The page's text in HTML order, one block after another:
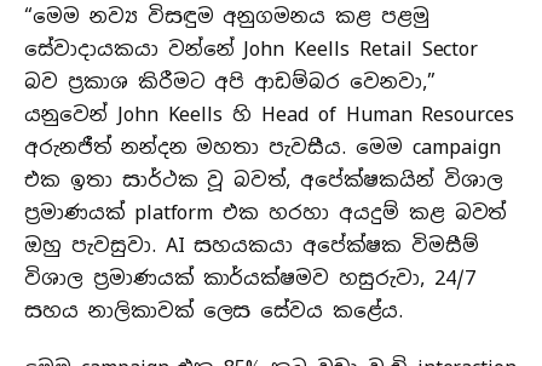
“මෙම නව්‍ය විසඳුම අනුගමනය කළ පළමු
සේවාදායකයා වන්නේ John Keells Retail Sector
බව ප්‍රකාශ කිරීමට අපි ආඩම්බර වෙනවා,”
යනුවෙන් John Keells හි Head of Human Resources
අරුනජීත් නන්දන මහතා පැවසීය. මෙම campaign
එක ඉතා සාර්ථක වූ බවත්, අපේක්ෂකයින් විශාල
ප්‍රමාණයක් platform එක හරහා අයදුම් කළ බවත්
ඔහු පැවසුවා. AI සහයකයා අපේක්ෂක විමසීම්
විශාල ප්‍රමාණයක් කාර්යක්ෂමව හසුරුවා, 24/7
සහය නාලිකාවක් ලෙස සේවය කළේය.